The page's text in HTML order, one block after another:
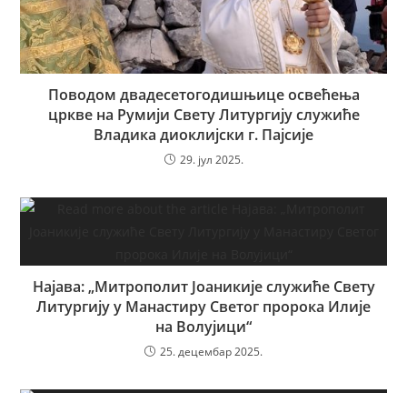
Поводом двадесетогодишњице освећења
цркве на Румији Свету Литургију служиће
Владика диоклијски г. Пајсије
29. јул 2025.
Најава: „Митрополит Јоаникије служиће Свету
Литургију у Манастиру Светог пророка Илије
на Волујици“
25. децембар 2025.